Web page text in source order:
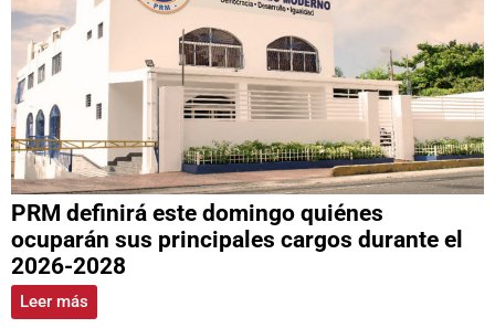
PRM definirá este domingo quiénes
ocuparán sus principales cargos durante el
2026-2028
Leer más